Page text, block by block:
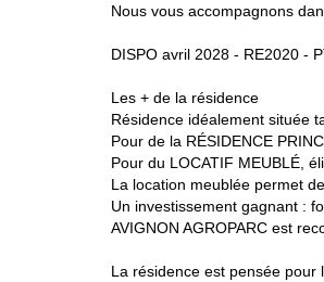
Nous vous accompagnons
DISPO avril 2028 - RE2020 -
Les + de la résidence
Résidence idéalement située
Pour de la RÉSIDENCE
Pour du LOCATIF MEUBLÉ,
La location meublée permet
Un investissement gagnant :
AVIGNON AGROPARC est
La résidence est pensée pour